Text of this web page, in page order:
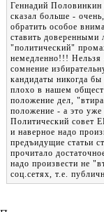
Геннадий
сказал больше -
обратить особое
ставить доверенными
"политический"
немедленно!!! Нельзя
сомнение
кандидаты никогда
плохо в нашем
положение дел,
положение - а это
Политический совет
и наверное надо
предъидущие статьи
прочитало
надо произвести не
соц.сетях, т.е.